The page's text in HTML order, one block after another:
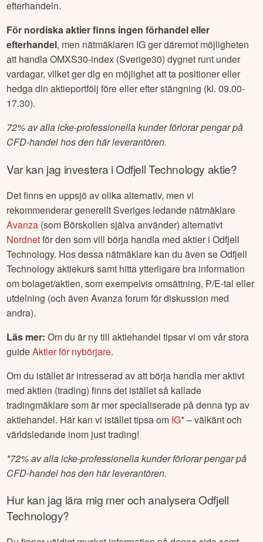
efterhandeln.
För nordiska aktier finns ingen förhandel eller
efterhandel, men nätmäklaren IG ger däremot möjligheten
att handla OMXS30-index (Sverige30) dygnet runt under
vardagar, vilket ger dig en möjlighet att ta positioner eller
hedga din aktieportfölj före eller efter stängning (kl. 09.00-
17.30).
72% av alla icke-professionella kunder förlorar pengar på
CFD-handel hos den här leverantören.
Var kan jag investera iOdfjell Technology aktie?
Det finns en uppsjö av olika alternativ, men vi
rekommenderar generellt Sveriges ledande nätmäklare
Avanza (som Börskollen själva använder) alternativt
Nordnetför den som vill börja handla med aktier iOdfjell
Technology. Hos dessa nätmäklare kan du även seOdfjell
Technologyaktiekurs samt hitta ytterligare bra information
om bolaget/aktien, som exempelvis omsättning, P/E-tal eller
utdelning (och även Avanza forum för diskussion med
andra).
Läs mer: Om du är ny till aktiehandel tipsar vi om vår stora
guideAktier för nybörjare.
Om du istället är intresserad av att börja handla mer aktivt
med aktien (trading) finns det istället så kallade
tradingmäklare som är mer specialiserade på denna typ av
aktiehandel. Här kan vi istället tipsa om IG* – välkänt och
världsledande inom just trading!
*72% av alla icke-professionella kunder förlorar pengar på
CFD-handel hos den här leverantören.
Hur kan jag lära mig mer och analyseraOdfjell
Technology?